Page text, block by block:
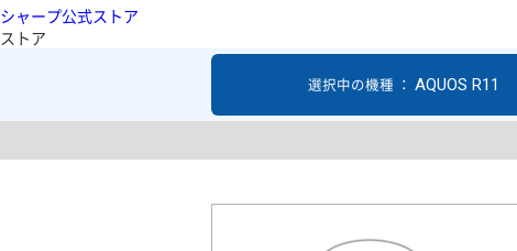
シャープ公式ストア
ストア
選択中の機種 ： AQUOS R11